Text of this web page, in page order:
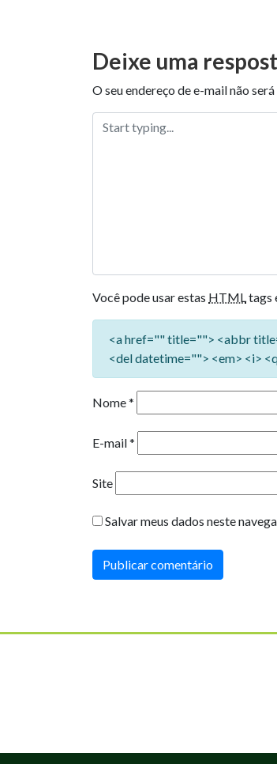
Deixe uma
O seu endereço de e-mail não
Você pode usar estas HTMLtags
<a href="" title=""> <abbr
<del datetime=""> <em> <i>
Nome*
E-mail*
Site
Salvar meus dados neste